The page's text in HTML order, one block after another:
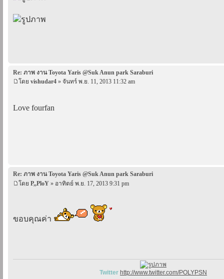
Re: ภาพ งาน Toyota Yaris @Suk Anun park Saraburi
โดย vishudar4 » จันทร์ พ.ย. 11, 2013 11:32 am
Love fourfan
Re: ภาพ งาน Toyota Yaris @Suk Anun park Saraburi
โดย P,,PloY » อาทิตย์ พ.ย. 17, 2013 9:31 pm
ขอบคุณค่า
Twitter http://www.twitter.com/POLYPSN